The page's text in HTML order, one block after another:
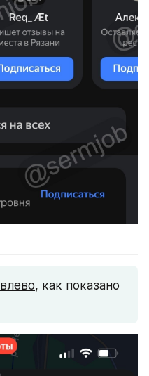
влево, как показано